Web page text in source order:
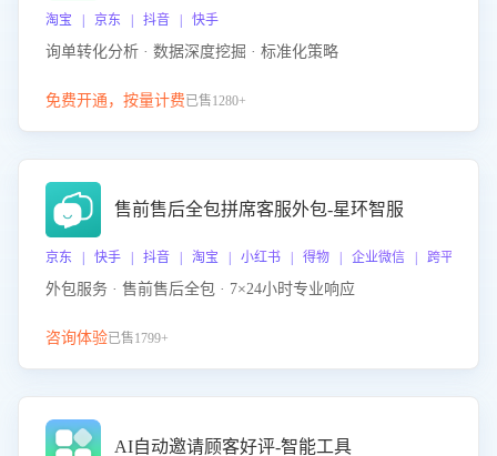
淘宝 | 京东 | 抖音 | 快手
询单转化分析 · 数据深度挖掘 · 标准化策略
免费开通，按量计费已售1280+
售前售后全包拼席客服外包-星环智服
京东 | 快手 | 抖音 | 淘宝 | 小红书 | 得物 | 企业微信 | 跨平台
外包服务 · 售前售后全包 · 7×24小时专业响应
咨询体验已售1799+
AI自动邀请顾客好评-智能工具